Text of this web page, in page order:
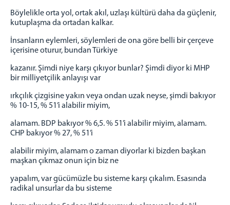
Böylelikle orta yol, ortak akıl, uzlaşı kültürü daha da güçlenir,
kutuplaşma da ortadan kalkar.
İnsanların eylemleri, söylemleri de ona göre belli bir çerçeve
içerisine oturur, bundan Türkiye
kazanır. Şimdi niye karşı çıkıyor bunlar? Şimdi diyor ki MHP
bir milliyetçilik anlayışı var
ırkçılık çizgisine yakın veya ondan uzak neyse, şimdi bakıyor
% 10-15, % 51’i alabilir miyim,
alamam. BDP bakıyor % 6,5. % 51’i alabilir miyim, alamam.
CHP bakıyor % 27, % 51’i
alabilir miyim, alamam o zaman diyorlar ki bizden başkan
maşkan çıkmaz onun için biz ne
yapalım, var gücümüzle bu sisteme karşı çıkalım. Esasında
radikal unsurlar da bu sisteme